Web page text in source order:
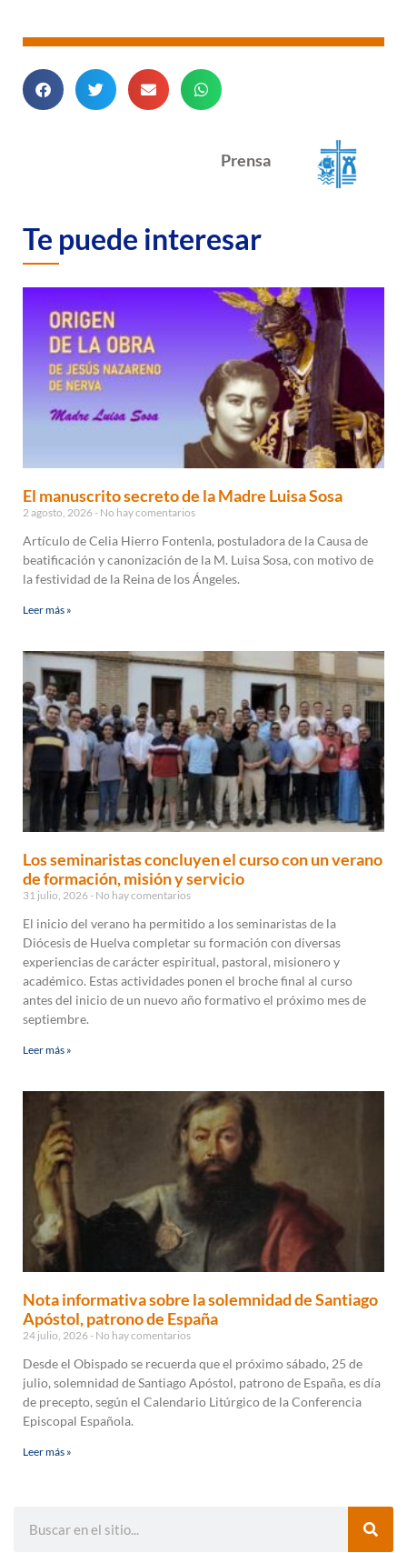
Prensa
Te puede interesar
El manuscrito secreto de la Madre Luisa Sosa
2 agosto, 2026 No hay comentarios
Artículo de Celia Hierro Fontenla, postuladora de la Causa de
beatificación y canonización de la M. Luisa Sosa, con motivo de
la festividad de la Reina de los Ángeles.
Leer más »
Los seminaristas concluyen el curso con un verano
de formación, misión y servicio
31 julio, 2026 No hay comentarios
El inicio del verano ha permitido a los seminaristas de la
Diócesis de Huelva completar su formación con diversas
experiencias de carácter espiritual, pastoral, misionero y
académico. Estas actividades ponen el broche final al curso
antes del inicio de un nuevo año formativo el próximo mes de
septiembre.
Leer más »
Nota informativa sobre la solemnidad de Santiago
Apóstol, patrono de España
24 julio, 2026 No hay comentarios
Desde el Obispado se recuerda que el próximo sábado, 25 de
julio, solemnidad de Santiago Apóstol, patrono de España, es día
de precepto, según el Calendario Litúrgico de la Conferencia
Episcopal Española.
Leer más »